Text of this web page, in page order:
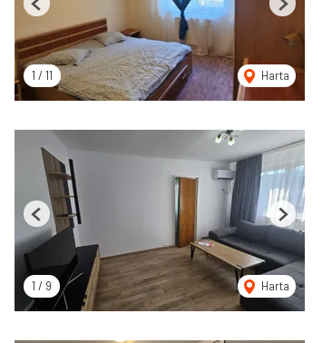
1 / 11 Harta
Previous Next
1 / 9 Harta
Previous Next